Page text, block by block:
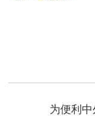
为便利